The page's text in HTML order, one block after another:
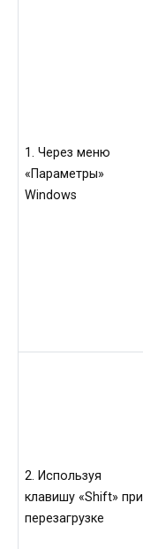
1. Через меню
«Параметры»
Windows
2. Используя
клавишу «Shift» при
перезагрузке